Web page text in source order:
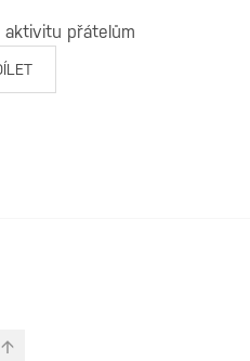
přátelům